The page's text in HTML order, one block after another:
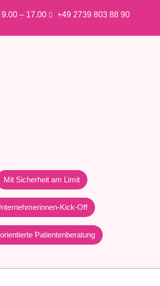
9.00 – 17.00 +49 2739 803 88 90
Mit Sicherheit am Limit
Kick-Off
Patientenberatung